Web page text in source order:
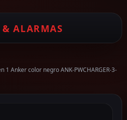
& ALARMAS
Anker color negro ANK-PWCHARGER-3-